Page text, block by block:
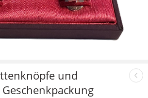
und